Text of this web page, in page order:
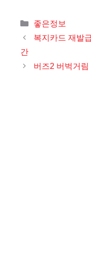
카
테
좋은정보
복지카드 재발
간
버즈2 버벅거